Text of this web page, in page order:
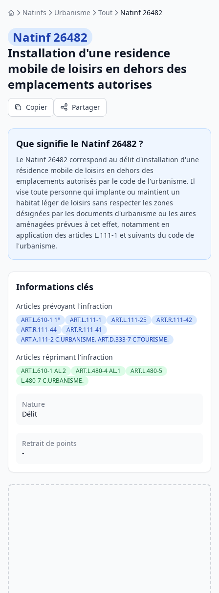
AccueilNatinfs Urbanisme Tout Natinf 26482
Natinf 26482
Installation d'une residence
mobile de loisirs en dehors des
emplacements autorises
Copier Partager
Que signifie le Natinf 26482 ?
Le Natinf 26482 correspond au délit d'installation d'une
résidence mobile de loisirs en dehors des
emplacements autorisés par le code de l'urbanisme. Il
vise toute personne qui implante ou maintient un
habitat léger de loisirs sans respecter les zones
désignées par les documents d'urbanisme ou les aires
aménagées prévues à cet effet, notamment en
application des articles L.111-1 et suivants du code de
l'urbanisme.
Informations clés
Articles prévoyant l'infraction
ART.L.610-1 1° ART.L.111-1 ART.L.111-25
ART.R.111-42
ART.R.111-44
ART.R.111-41
ART.A.111-2 C.URBANISME. ART.D.333-7 C.TOURISME.
Articles réprimant l'infraction
ART.L.610-1 AL.2 ART.L.480-4 AL.1
ART.L.480-5
L.480-7 C.URBANISME.
Nature
Délit
Retrait de points
-